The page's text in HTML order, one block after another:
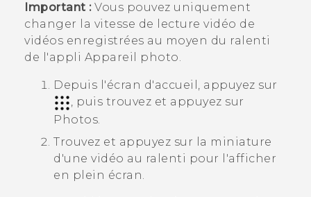
Important :Vous pouvez uniquement
changer la vitesse de lecture vidéo de
vidéos enregistrées au moyen du ralenti
de l'appli Appareil photo.
Depuis l'écran d'accueil, appuyez sur
, puis trouvez et appuyez sur
Photos
Trouvez et appuyez sur la miniature
d'une vidéo au ralenti pour l'afficher
en plein écran.